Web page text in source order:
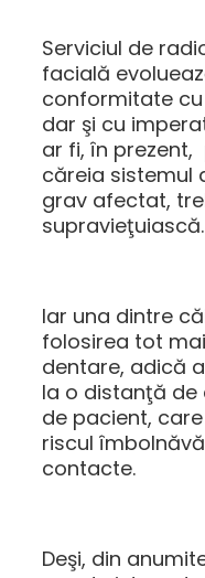
Serviciul de
facială
conformitate
dar şi cu
ar fi, în prezent,
căreia sistemul
grav afectat,
supravieţuiască.
Iar una dintre
folosirea tot
dentare, adică
la o distanţă
de pacient,
riscul
contacte.
Deşi, din